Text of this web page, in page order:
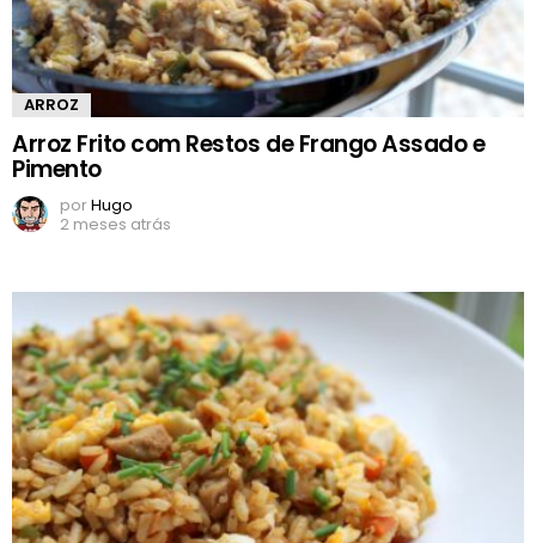
ARROZ
Arroz Frito com Restos de Frango Assado e
Pimento
porHugo
2 meses atrás